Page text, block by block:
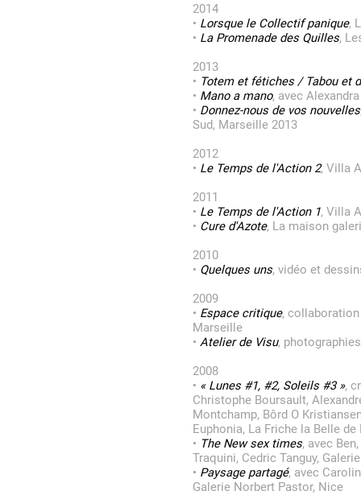
Réseau
De A à Z
Année par année
Collection vidéos
Candidater
2014
• Lorsque le Collectif panique,
• La Promenade des Quilles,
2013
• Totem et fétiches / Tabou et
• Mano a mano, avec
• Donnez-nous de vos nouvelles
Sud, Marseille 2013
2012
• Le Temps de l'Action 2, Villa
2011
• Le Temps de l'Action 1, Villa
• Cure d'Azote, La maison
2010
• Quelques uns, vidéo et
2009
• Espace critique, collaboration
Marseille
• Atelier de Visu,
2008
• « Lunes #1, #2, Soleils #3 »,
Christophe Boursault,
Montchamp, Bôrd O
Euphonia, La Friche la Belle
• The New sex times, avec
Traquini, Cedric Tanguy,
• Paysage partagé, avec
Galerie Norbert Pastor, Nice